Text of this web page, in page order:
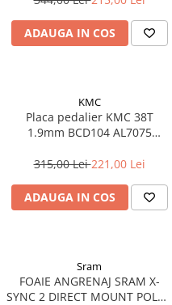
ADAUGA IN COS
KMC
Placa pedalier KMC 38T
1.9mm BCD104 AL7075
315,00 Lei221,00 Lei
ADAUGA IN COS
Sram
FOAIE ANGRENAJ SRAM X-
SYNC 2 DIRECT MOUNT POLAR